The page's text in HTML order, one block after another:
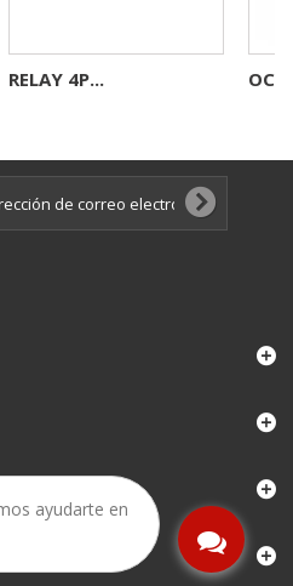
ayudarte en
RELAY 4P...